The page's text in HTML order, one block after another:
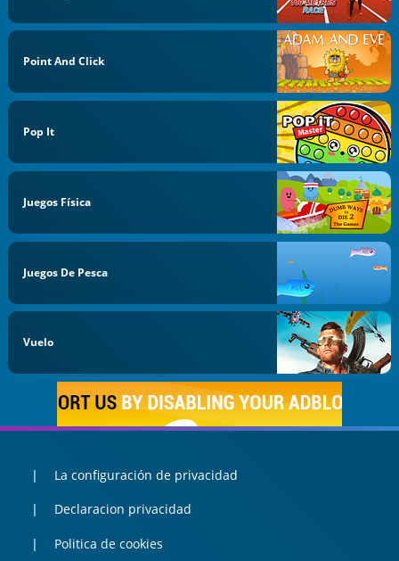
Point And Click
Pop It
Juegos Física
Juegos De Pesca
Vuelo
La configuración de privacidad
Declaracion privacidad
Politica de cookies